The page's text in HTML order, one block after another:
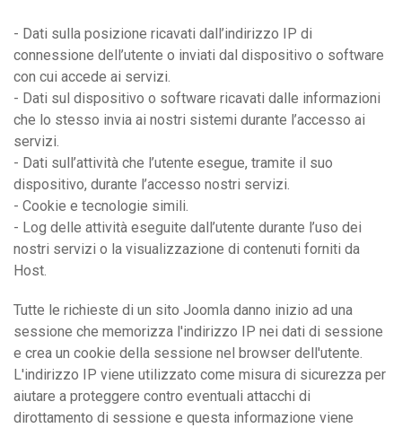
- Dati sulla posizione ricavati dall’indirizzo IP di
connessione dell’utente o inviati dal dispositivo o software
con cui accede ai servizi.
- Dati sul dispositivo o software ricavati dalle informazioni
che lo stesso invia ai nostri sistemi durante l’accesso ai
servizi.
- Dati sull’attività che l’utente esegue, tramite il suo
dispositivo, durante l’accesso nostri servizi.
- Cookie e tecnologie simili.
- Log delle attività eseguite dall’utente durante l’uso dei
nostri servizi o la visualizzazione di contenuti forniti da
Host.
Tutte le richieste di un sito Joomla danno inizio ad una
sessione che memorizza l'indirizzo IP nei dati di sessione
e crea un cookie della sessione nel browser dell'utente.
L'indirizzo IP viene utilizzato come misura di sicurezza per
aiutare a proteggere contro eventuali attacchi di
dirottamento di sessione e questa informazione viene